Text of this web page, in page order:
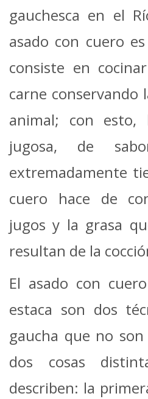
gauchesca en el
asado con cuero
consiste en
carne conservando
animal; con esto,
jugosa, de
extremadamente
cuero hace de
jugos y la grasa
resultan de la
El asado con
estaca son dos
gaucha que no
dos cosas
describen: la